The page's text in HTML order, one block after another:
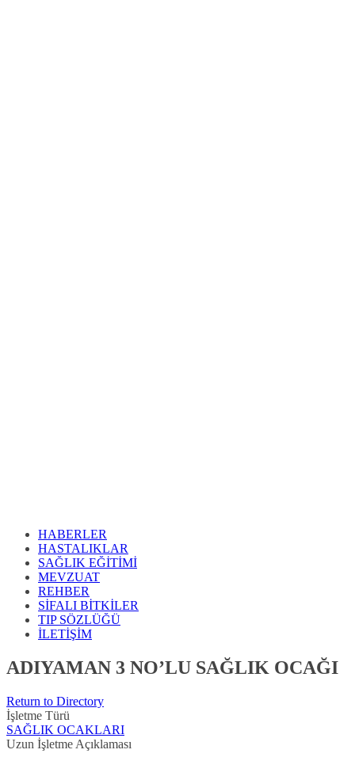
HABERLER
HASTALIKLAR
SAĞLIK EĞİTİMİ
MEVZUAT
REHBER
SİFALI BİTKİLER
TIP SÖZLÜĞÜ
İLETİŞİM
ADIYAMAN 3 NO’LU SAĞLIK OCAĞI
Return to Directory
İşletme Türü
SAĞLIK OCAKLARI
Uzun İşletme Açıklaması